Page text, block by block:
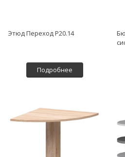
Этюд Переход Р20.14
Подробнее